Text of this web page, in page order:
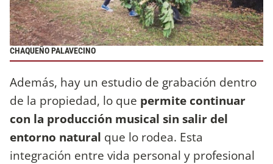
CHAQUEÑO PALAVECINO
Además, hay un estudio de grabación dentro
de la propiedad, lo que permite continuar
con la producción musical sin salir del
entorno natural que lo rodea. Esta
integración entre vida personal y profesional